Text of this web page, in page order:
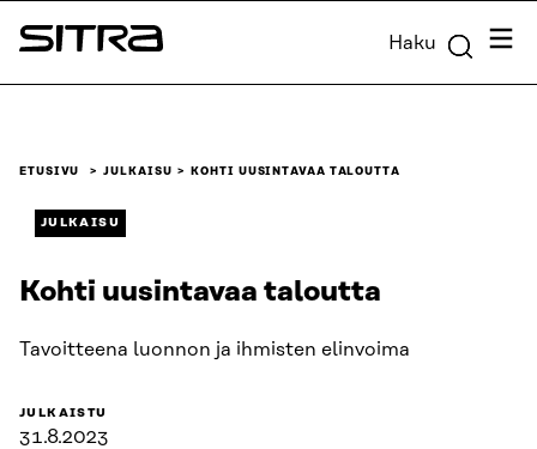
Siirry
suoraan
Sitra Haku
ETUSIVU JULKAISU KOHTI UUSINTAVAA TALOUTTA
JULKAISU
Kohti uusintavaa taloutta
Tavoitteena luonnon ja ihmisten elinvoima
JULKAISTU
31.8.2023